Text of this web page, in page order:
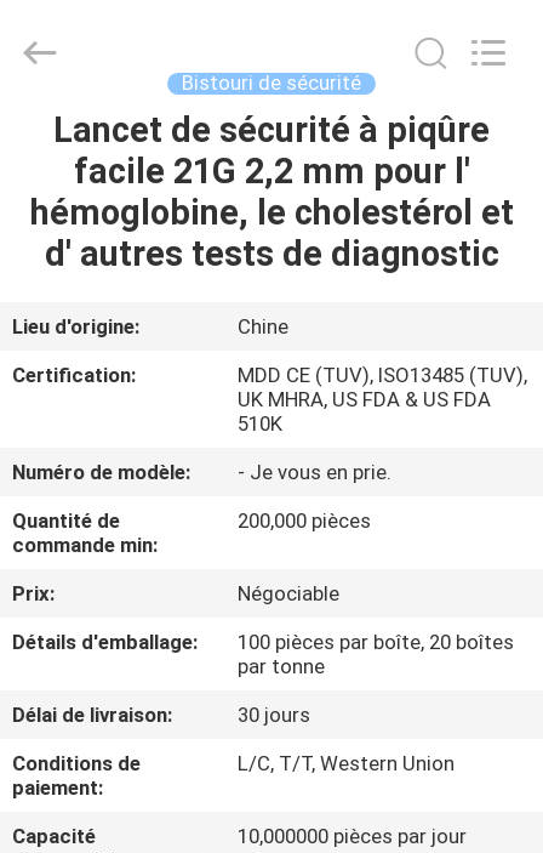
MAISON
PRODUITS
SHOW
DE
NOUS
VISITE
D'USINE
CONTRÔLE
DE
QUALITÉ
Bistouri de sécurité
Lancet de sécurité à piqûre
facile 21G 2,2 mm pour l'
hémoglobine, le cholestérol et
d' autres tests de diagnostic
Lieu d'origine:
Chine
Certification:
MDD CE (TUV), ISO13485 (TUV),
UK MHRA, US FDA & US FDA
510K
Numéro de modèle:
- Je vous en prie.
Quantité de
commande min:
200,000 pièces
Prix:
Négociable
Détails d'emballage:
100 pièces par boîte, 20 boîtes
par tonne
Délai de livraison:
30 jours
Conditions de
paiement:
L/C, T/T, Western Union
Capacité
10,000000 pièces par jour